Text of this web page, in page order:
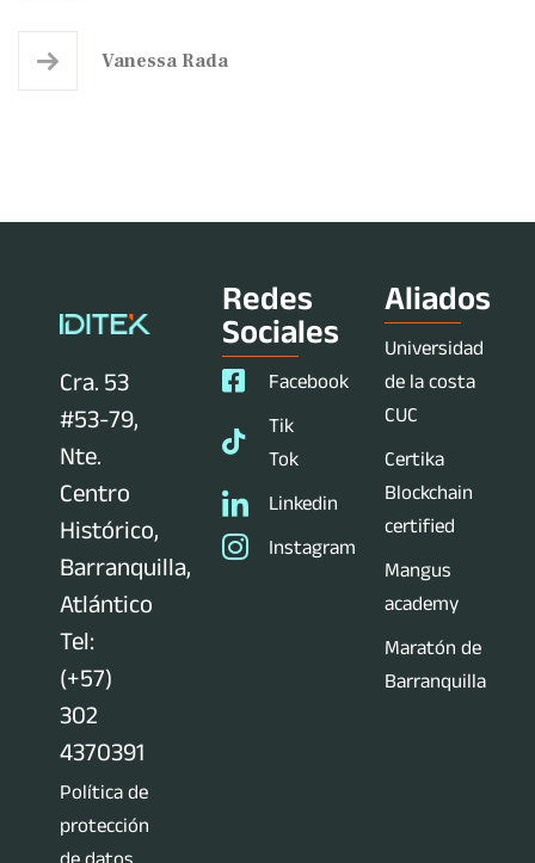
Vanessa Rada
Cra. 53
#53-79,
Nte.
Centro
Histórico,
Barranquilla,
Atlántico
Tel:
(+57)
302
4370391
Política de
protección
de datos
Redes
Sociales
Facebook
Tik
Tok
Linkedin
Instagram
Aliados
Universidad
de la costa
CUC
Certika
Blockchain
certified
Mangus
academy
Maratón de
Barranquilla